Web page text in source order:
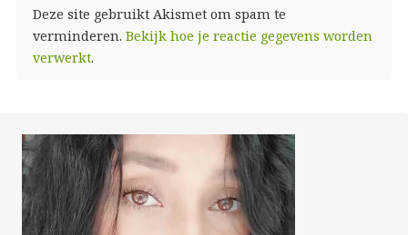
Deze site gebruikt Akismet om spam te
verminderen. Bekijk hoe je reactie gegevens worden
verwerkt.